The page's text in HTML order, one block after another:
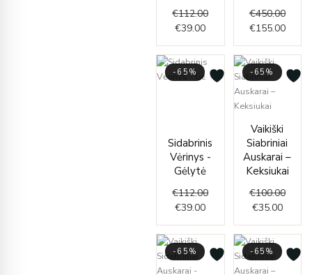
€112.00
€39.00
€450.00
€155.00
-65%
Sidabrinis
Vėrinys -
Gėlytė
€112.00
Original
€39.00
Current
-65%
Vaikiški
Siabriniai
Auskarai –
Keksiukai
€100.00
was:
€35.00
price
is:
-65% -65%